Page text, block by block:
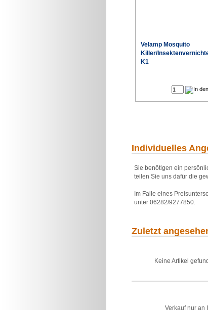
Velamp Mosquito
Killer/
K1
Individuelles
Sie benötigen ein
teilen Sie uns dafür die
Im Falle eines
unter 06282/9277850.
Zuletzt
Keine Artikel
Verkauf nur an